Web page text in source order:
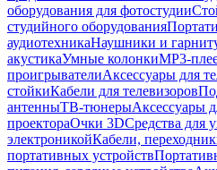
оборудования для фотостудии
студийного оборудования
аудиотехникаНаушники и
акустикаУмные колонкиMP3-
проигрывателиАксессуары для
стойкиКабели для телевизоров
антенныТВ-тюнерыАксессуары
проектораОчки 3DСредства для
электроникойКабели,
портативных устройств